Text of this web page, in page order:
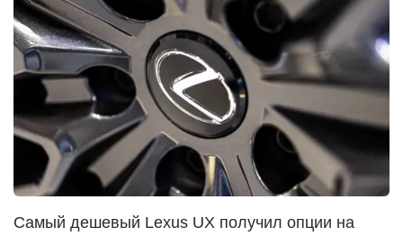
Самый дешевый Lexus UX получил опции на